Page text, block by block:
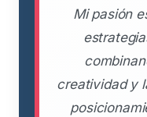
Mi pasión
creatividad y